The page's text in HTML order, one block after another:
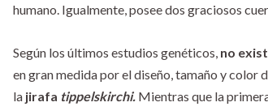
humano. Igualmente, posee dos graciosos
Según los últimos estudios genéticos, no
en gran medida por el diseño, tamaño y color
la jirafa tippelskirchi. Mientras que la